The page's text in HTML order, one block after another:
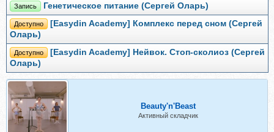
Запись Генетическое питание (Сергей Оларь)
Доступно
[Easydin Academy] Комплекс перед сном (Сергей
Оларь)
Доступно
[Easydin Academy] Нейвок. Стоп-сколиоз (Сергей
Оларь)
Beauty'n'Beast
Активный складчик